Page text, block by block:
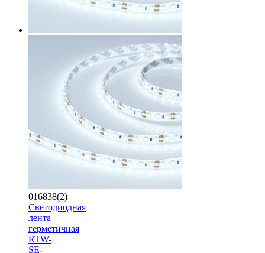
016838(2)
Светодиодная
лента
герметичная
RTW-
SE-